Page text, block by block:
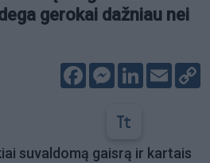
gerokai dažniau nei
FacebookMessenger
LinkedIn
Email
suvaldomą gaisrą ir kartais